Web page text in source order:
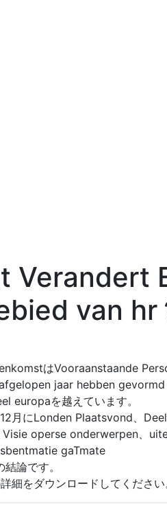
Verandert
van hr
はVooraanstaan​​de
jaar hebben
europaを越えています。
月にLonden Plaatsvond、
operse onderwerpen、
gaTmate
論です。
をダウンロードしてください